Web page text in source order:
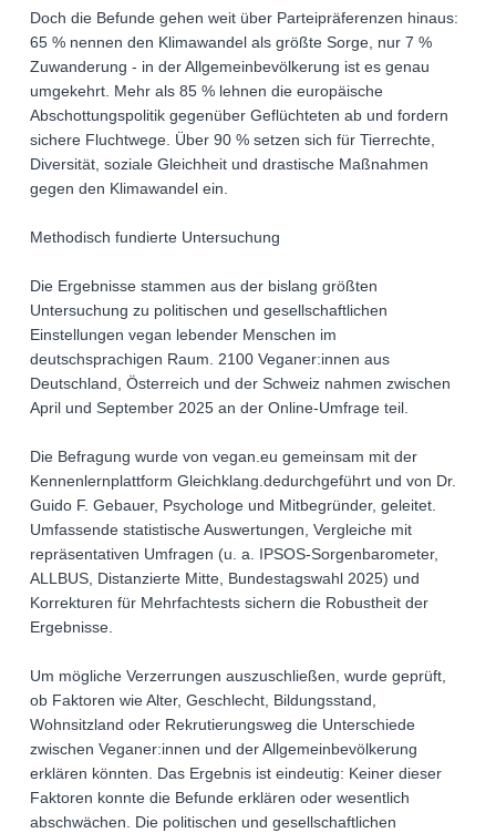
Doch die Befunde gehen weit über Parteipräferenzen hinaus:
65 % nennen den Klimawandel als größte Sorge, nur 7 %
Zuwanderung - in der Allgemeinbevölkerung ist es genau
umgekehrt. Mehr als 85 % lehnen die europäische
Abschottungspolitik gegenüber Geflüchteten ab und fordern
sichere Fluchtwege. Über 90 % setzen sich für Tierrechte,
Diversität, soziale Gleichheit und drastische Maßnahmen
gegen den Klimawandel ein.
Methodisch fundierte Untersuchung
Die Ergebnisse stammen aus der bislang größten
Untersuchung zu politischen und gesellschaftlichen
Einstellungen vegan lebender Menschen im
deutschsprachigen Raum. 2100 Veganer:innen aus
Deutschland, Österreich und der Schweiz nahmen zwischen
April und September 2025 an der Online-Umfrage teil.
Die Befragung wurde von vegan.eu gemeinsam mit der
Kennenlernplattform Gleichklang.dedurchgeführt und von Dr.
Guido F. Gebauer, Psychologe und Mitbegründer, geleitet.
Umfassende statistische Auswertungen, Vergleiche mit
repräsentativen Umfragen (u. a. IPSOS-Sorgenbarometer,
ALLBUS, Distanzierte Mitte, Bundestagswahl 2025) und
Korrekturen für Mehrfachtests sichern die Robustheit der
Ergebnisse.
Um mögliche Verzerrungen auszuschließen, wurde geprüft,
ob Faktoren wie Alter, Geschlecht, Bildungsstand,
Wohnsitzland oder Rekrutierungsweg die Unterschiede
zwischen Veganer:innen und der Allgemeinbevölkerung
erklären könnten. Das Ergebnis ist eindeutig: Keiner dieser
Faktoren konnte die Befunde erklären oder wesentlich
abschwächen. Die politischen und gesellschaftlichen